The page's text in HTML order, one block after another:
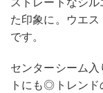
た印象に。ウエ
です。
センターシーム
トにも◎トレン